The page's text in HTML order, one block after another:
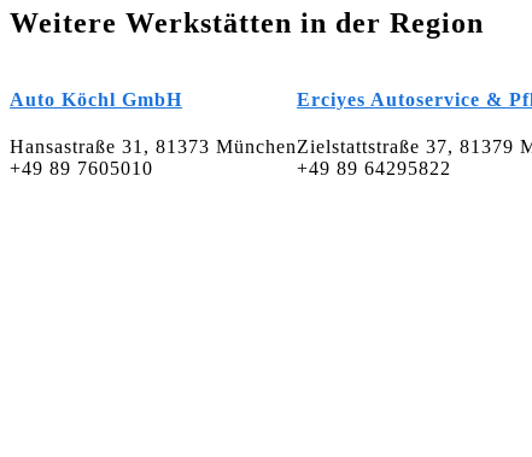
Weitere Werkstätten in der Region
Auto Köchl GmbH
Hansastraße 31, 81373 München
+49 89 7605010
Erciyes Autoservice &
Zielstattstraße 37, 81379
+49 89 64295822